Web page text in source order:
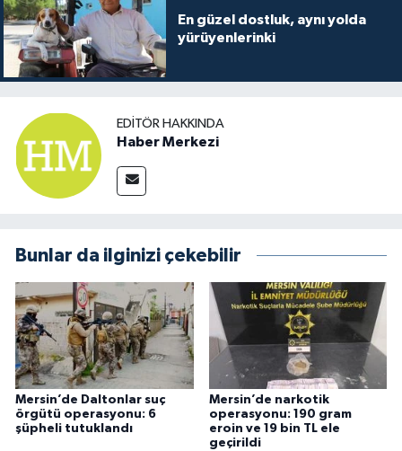
En güzel dostluk, aynı yolda
yürüyenlerinki
EDITÖR HAKKINDA
Haber Merkezi
Bunlar da ilginizi çekebilir
Mersin’de Daltonlar suç
örgütü operasyonu: 6
şüpheli tutuklandı
Mersin’de narkotik
operasyonu: 190 gram
eroin ve 19 bin TL ele
geçirildi